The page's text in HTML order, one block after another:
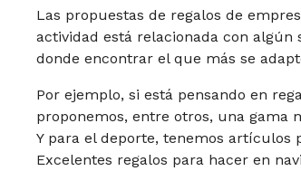
Las propuestas de regalos de
actividad está relacionada con
donde encontrar el que más se
Por ejemplo, si está pensando en
proponemos, entre otros, una gama
Y para el deporte, tenemos artículos
Excelentes regalos para hacer en